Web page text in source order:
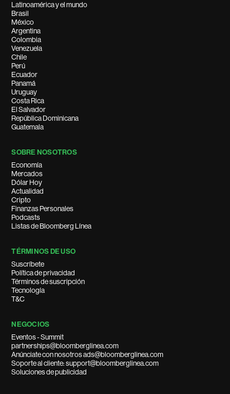
Latinoamérica y el mundo
Brasil
México
Argentina
Colombia
Venezuela
Chile
Perú
Ecuador
Panamá
Uruguay
Costa Rica
El Salvador
República Dominicana
Guatemala
SOBRE NOSOTROS
Economía
Mercados
Dólar Hoy
Actualidad
Cripto
Finanzas Personales
Podcasts
Listas de Bloomberg Línea
TÉRMINOS DE USO
Suscríbete
Política de privacidad
Términos de suscripción
Tecnología
T&C
NEGOCIOS
Eventos - Summit
partnerships@bloomberglinea.com
Anúnciate con nosotros ads@bloomberglinea.com
Soporte al cliente: support@bloomberglinea.com
Soluciones de publicidad